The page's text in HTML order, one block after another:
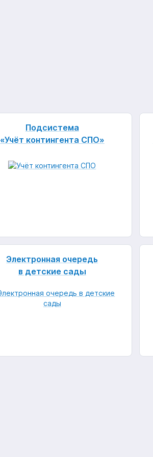
Подсистема
«Учёт контингента СПО»
Электронная очередь
в детские сады